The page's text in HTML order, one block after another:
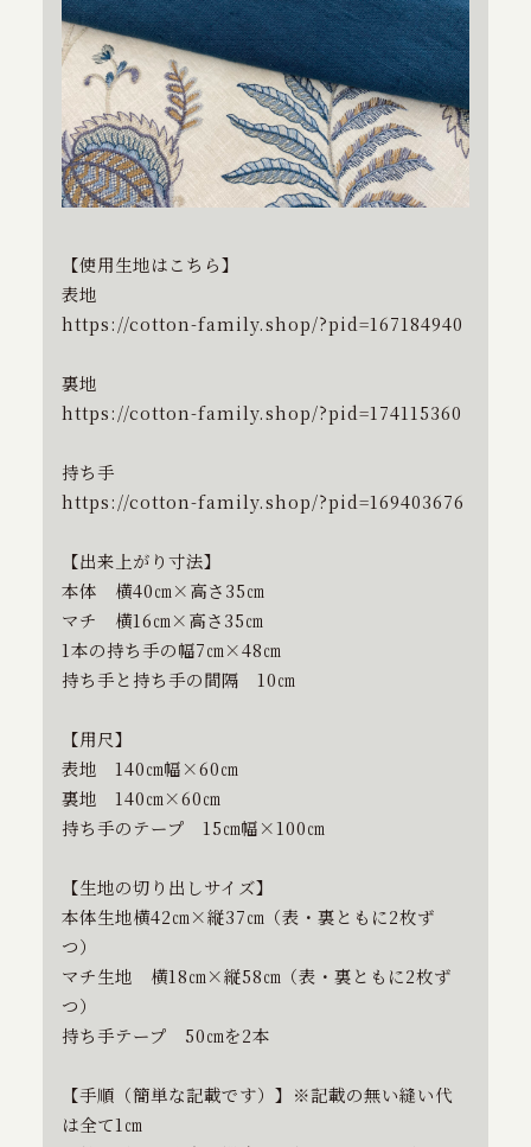
【使用生地はこちら】
表地
https://cotton-family.shop/?pid=167184940
裏地
https://cotton-family.shop/?pid=174115360
持ち手
https://cotton-family.shop/?pid=169403676
【出来上がり寸法】
本体 横40㎝×高さ35㎝
マチ 横16㎝×高さ35㎝
1本の持ち手の幅7㎝×48㎝
持ち手と持ち手の間隔 10㎝
【用尺】
表地 140㎝幅×60㎝
裏地 140㎝×60㎝
持ち手のテープ 15㎝幅×100㎝
【生地の切り出しサイズ】
本体生地横42㎝×縦37㎝（表・裏ともに2枚ず
つ）
マチ生地 横18㎝×縦58㎝（表・裏ともに2枚ず
つ）
持ち手テープ 50㎝を2本
【手順（簡単な記載です）】※記載の無い縫い代
は全て1㎝